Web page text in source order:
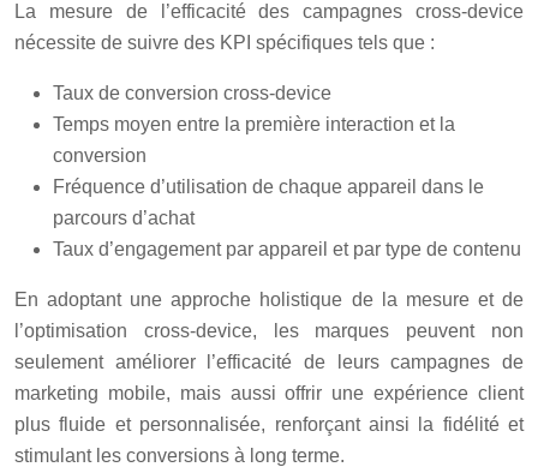
La mesure de l’efficacité des campagnes cross-device
nécessite de suivre des KPI spécifiques tels que :
Taux de conversion cross-device
Temps moyen entre la première interaction et la
conversion
Fréquence d’utilisation de chaque appareil dans le
parcours d’achat
Taux d’engagement par appareil et par type de contenu
En adoptant une approche holistique de la mesure et de
l’optimisation cross-device, les marques peuvent non
seulement améliorer l’efficacité de leurs campagnes de
marketing mobile, mais aussi offrir une expérience client
plus fluide et personnalisée, renforçant ainsi la fidélité et
stimulant les conversions à long terme.